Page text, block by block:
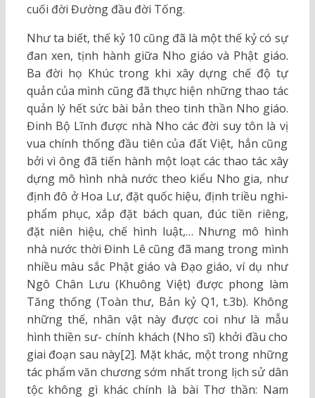
cuối đời Đường đầu đời Tống.
Như ta biết, thế kỷ 10 cũng đã là một thế kỷ có sự
đan xen, tịnh hành giữa Nho giáo và Phật giáo.
Ba đời họ Khúc trong khi xây dựng chế độ tự
quản của mình cũng đã thực hiện những thao tác
quản lý hết sức bài bản theo tinh thần Nho giáo.
Đinh Bộ Lĩnh được nhà Nho các đời suy tôn là vị
vua chính thống đầu tiên của đất Việt, hẳn cũng
bởi vì ông đã tiến hành một loạt các thao tác xây
dựng mô hình nhà nước theo kiểu Nho gia, như
định đô ở Hoa Lư, đặt quốc hiệu, định triều nghi-
phẩm phục, xắp đặt bách quan, đúc tiền riêng,
đặt niên hiệu, chế hình luật,… Nhưng mô hình
nhà nước thời Đinh Lê cũng đã mang trong mình
nhiều màu sắc Phật giáo và Đạo giáo, ví dụ như
Ngô Chân Lưu (Khuông Việt) được phong làm
Tăng thống (Toàn thư, Bản kỷ Q1, t.3b). Không
những thế, nhân vật này được coi như là mẫu
hình thiền sư- chính khách (Nho sĩ) khởi đầu cho
giai đoạn sau này[2]. Mặt khác, một trong những
tác phẩm văn chương sớm nhất trong lịch sử dân
tộc không gì khác chính là bài Thơ thần: Nam